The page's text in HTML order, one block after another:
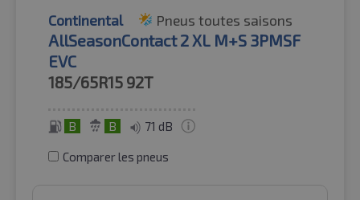
Continental Pneus toutes saisons
AllSeasonContact 2 XL M+S 3PMSF
EVC
185/65R15 92T
B B 71 dB
Comparer les pneus